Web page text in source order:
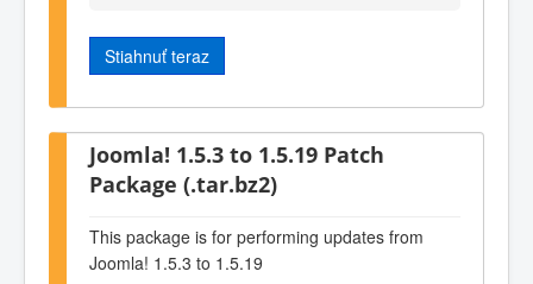
Stiahnuť teraz
Joomla! 1.5.3 to 1.5.19 Patch
Package (.tar.bz2)
This package is for performing updates from
Joomla! 1.5.3 to 1.5.19